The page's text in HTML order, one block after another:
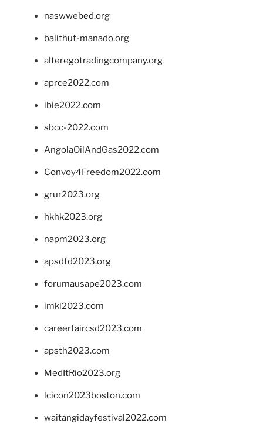
naswwebed.org
balithut-manado.org
alteregotradingcompany.org
aprce2022.com
ibie2022.com
sbcc-2022.com
AngolaOilAndGas2022.com
Convoy4Freedom2022.com
grur2023.org
hkhk2023.org
napm2023.org
apsdfd2023.org
forumausape2023.com
imkl2023.com
careerfaircsd2023.com
apsth2023.com
MedItRio2023.org
lcicon2023boston.com
waitangidayfestival2022.com